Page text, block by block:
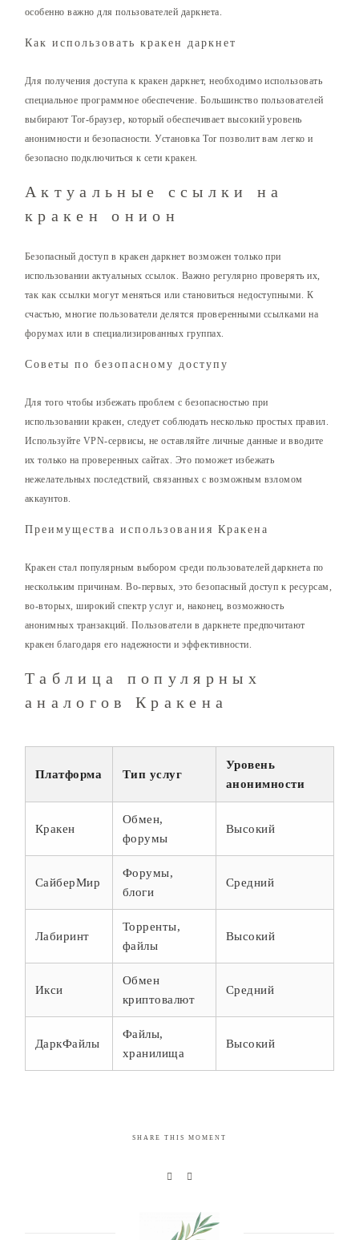
особенно важно для пользователей даркнета.
Как использовать кракен даркнет
Для получения доступа к кракен даркнет, необходимо использовать
специальное программное обеспечение. Большинство пользователей
выбирают Tor-браузер, который обеспечивает высокий уровень
анонимности и безопасности. Установка Tor позволит вам легко и
безопасно подключиться к сети кракен.
Актуальные ссылки на
кракен онион
Безопасный доступ в кракен даркнет возможен только при
использовании актуальных ссылок. Важно регулярно проверять их,
так как ссылки могут меняться или становиться недоступными. К
счастью, многие пользователи делятся проверенными ссылками на
форумах или в специализированных группах.
Советы по безопасному доступу
Для того чтобы избежать проблем с безопасностью при
использовании кракен, следует соблюдать несколько простых правил.
Используйте VPN-сервисы, не оставляйте личные данные и вводите
их только на проверенных сайтах. Это поможет избежать
нежелательных последствий, связанных с возможным взломом
аккаунтов.
Преимущества использования Кракена
Кракен стал популярным выбором среди пользователей даркнета по
нескольким причинам. Во-первых, это безопасный доступ к ресурсам,
во-вторых, широкий спектр услуг и, наконец, возможность
анонимных транзакций. Пользователи в даркнете предпочитают
кракен благодаря его надежности и эффективности.
Таблица популярных
аналогов Кракена
Платформа Тип услуг
Уровень
анонимности
Кракен
Обмен,
форумы
Высокий
СайберМир
Форумы,
блоги
Средний
Лабиринт
Торренты,
файлы
Высокий
Икси
Обмен
криптовалют
Средний
ДаркФайлы
Файлы,
хранилища
Высокий
SHARE THIS MOMENT